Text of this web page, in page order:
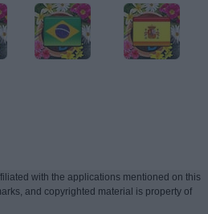
with the applications mentioned on this
and copyrighted material is property of